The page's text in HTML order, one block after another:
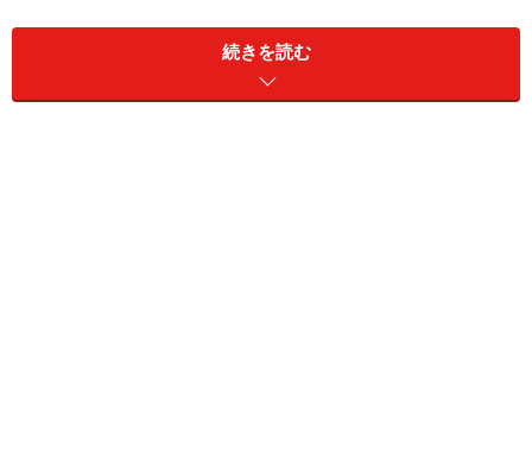
『BLUE DRUM』
02. colour
続きを読む